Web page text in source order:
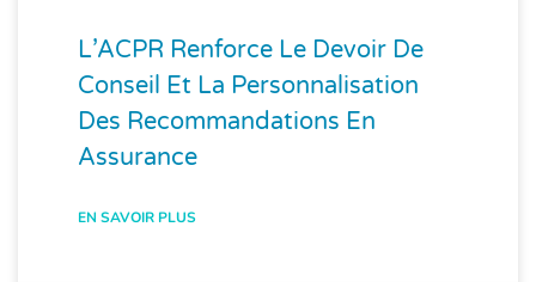
L’ACPR Renforce Le Devoir De
Conseil Et La Personnalisation
Des Recommandations En
Assurance
EN SAVOIR PLUS